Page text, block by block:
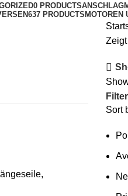
0 PRODUCTS
637 PRODUCTSMOTOREN
Sort